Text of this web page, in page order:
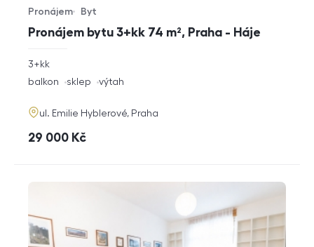
Pronájem bytu 3+kk 74 m², Praha - Háje
Typ nabídky
Pronájem
Typ nemovitosti
Byt
rozměry
3+kk
funkce
balkon sklep výtah
adresa
ul. Emilie Hyblerové, Praha
cena
29 000 Kč